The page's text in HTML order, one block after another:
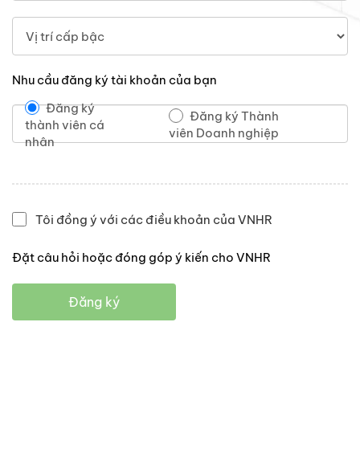
Nhu cầu đăng ký tài khoản của bạn
Đăng ký
thành viên cá
nhân
Đăng ký Thành
viên Doanh nghiệp
Tôi đồng ý với các điều khoản của VNHR
Đặt câu hỏi hoặc đóng góp ý kiến cho VNHR
Đăng ký